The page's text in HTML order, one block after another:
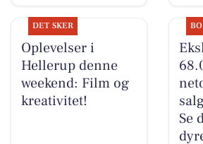
DET SKER
Oplevelser i
Hellerup denne
weekend: Film og
kreativitet!
Se